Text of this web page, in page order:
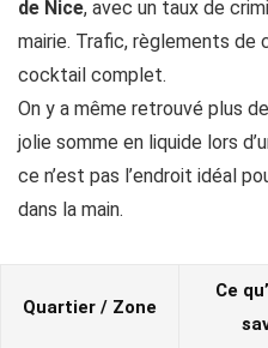
de Nice, avec un taux de
mairie. Trafic, règlements
cocktail complet.
On y a même retrouvé plus
jolie somme en liquide lors
ce n’est pas l’endroit idéal
dans la main.
Quartier / Zone
Ce